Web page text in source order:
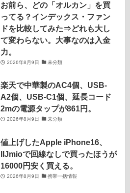
お前ら、どの「オルカン」を買
ってる？インデックス・ファン
ドを比較してみた⇒どれも大し
て変わらない。大事なのは入金
力。
2026年8月9日 未分類
楽天で中華製のAC4個、USB-
A2個、USB-C1個、延長コード
2mの電源タップが861円。
2026年8月9日 未分類
値上げしたApple iPhone16、
IIJmioで回線なしで買ったほうが
16000円安く買える。
2026年8月9日 携帯一括情報